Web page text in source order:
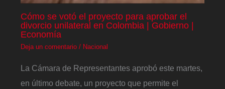
Cómo se votó el proyecto para aprobar el
divorcio unilateral en Colombia | Gobierno |
Economía
Deja un comentario / Nacional
La Cámara de Representantes aprobó este martes,
en último debate, un proyecto que permite el